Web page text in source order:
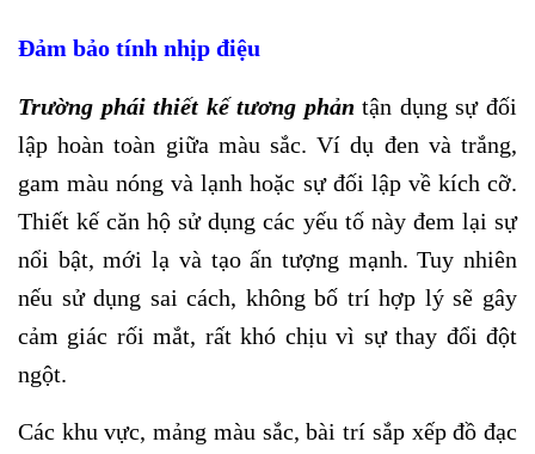
Đảm bảo tính nhịp điệu
Trường phái thiết kế tương phản tận dụng sự đối
lập hoàn toàn giữa màu sắc. Ví dụ đen và trắng,
gam màu nóng và lạnh hoặc sự đối lập về kích cỡ.
Thiết kế căn hộ sử dụng các yếu tố này đem lại sự
nổi bật, mới lạ và tạo ấn tượng mạnh. Tuy nhiên
nếu sử dụng sai cách, không bố trí hợp lý sẽ gây
cảm giác rối mắt, rất khó chịu vì sự thay đổi đột
ngột.
Các khu vực, mảng màu sắc, bài trí sắp xếp đồ đạc